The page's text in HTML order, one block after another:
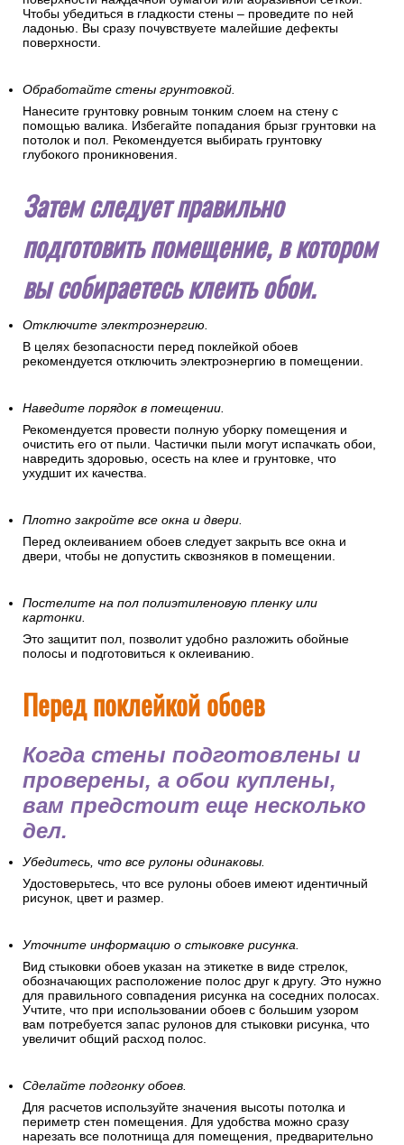
Чтобы убедиться в гладкости стены – проведите по ней
ладонью. Вы сразу почувствуете малейшие дефекты
поверхности.
Обработайте стены грунтовкой.
Нанесите грунтовку ровным тонким слоем на стену с
помощью валика. Избегайте попадания брызг грунтовки на
потолок и пол. Рекомендуется выбирать грунтовку
глубокого проникновения.
Затем следует правильно
подготовить помещение, в котором
вы собираетесь клеить обои.
Отключите электроэнергию.
В целях безопасности перед поклейкой обоев
рекомендуется отключить электроэнергию в помещении.
Наведите порядок в помещении.
Рекомендуется провести полную уборку помещения и
очистить его от пыли. Частички пыли могут испачкать обои,
навредить здоровью, осесть на клее и грунтовке, что
ухудшит их качества.
Плотно закройте все окна и двери.
Перед оклеиванием обоев следует закрыть все окна и
двери, чтобы не допустить сквозняков в помещении.
Постелите на пол полиэтиленовую пленку или
картонки.
Это защитит пол, позволит удобно разложить обойные
полосы и подготовиться к оклеиванию.
Перед поклейкой обоев
Когда стены подготовлены и
проверены, а обои куплены,
вам предстоит еще несколько
дел.
Убедитесь, что все рулоны одинаковы.
Удостоверьтесь, что все рулоны обоев имеют идентичный
рисунок, цвет и размер.
Уточните информацию о стыковке рисунка.
Вид стыковки обоев указан на этикетке в виде стрелок,
обозначающих расположение полос друг к другу. Это нужно
для правильного совпадения рисунка на соседних полосах.
Учтите, что при использовании обоев с большим узором
вам потребуется запас рулонов для стыковки рисунка, что
увеличит общий расход полос.
Сделайте подгонку обоев.
Для расчетов используйте значения высоты потолка и
периметр стен помещения. Для удобства можно сразу
нарезать все полотнища для помещения, предварительно